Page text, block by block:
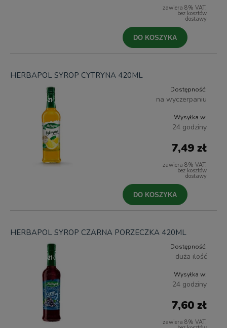
zawiera 8% VAT,
bez kosztów
dostawy
DO KOSZYKA
HERBAPOL SYROP CYTRYNA 420ML
Dostępność:
na wyczerpaniu
Wysyłka w:
24 godziny
7,49 zł
zawiera 8% VAT,
bez kosztów
dostawy
DO KOSZYKA
HERBAPOL SYROP CZARNA PORZECZKA 420ML
Dostępność:
duża ilość
Wysyłka w:
24 godziny
7,60 zł
zawiera 8% VAT,